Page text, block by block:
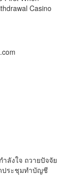
Casino
ำลังใจ ถวายปัจจัย
ประชุมทำบัญชี
กว่า 300 รูป ที่วัด